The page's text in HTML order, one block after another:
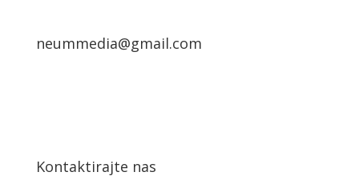
neummedia@gmail.com
Kontaktirajte nas